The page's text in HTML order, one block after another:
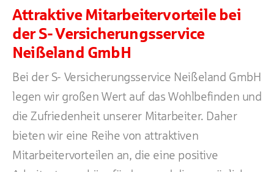
Attraktive Mitarbeitervorteile bei
der S- Versicherungsservice
Neißeland GmbH
Bei der S- Versicherungsservice Neißeland GmbH
legen wir großen Wert auf das Wohlbefinden und
die Zufriedenheit unserer Mitarbeiter. Daher
bieten wir eine Reihe von attraktiven
Mitarbeitervorteilen an, die eine positive